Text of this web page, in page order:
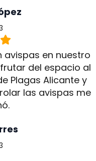
en nuestro
del espacio al
Plagas Alicante y
las avispas me